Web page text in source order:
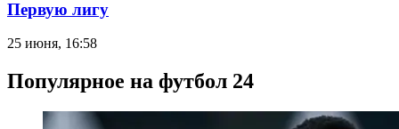
Первую лигу
25 июня, 16:58
Популярное на футбол 24